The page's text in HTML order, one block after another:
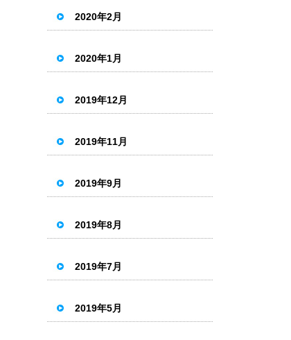
2020年2月
2020年1月
2019年12月
2019年11月
2019年9月
2019年8月
2019年7月
2019年5月